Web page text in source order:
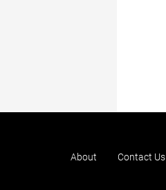
About Contact Us